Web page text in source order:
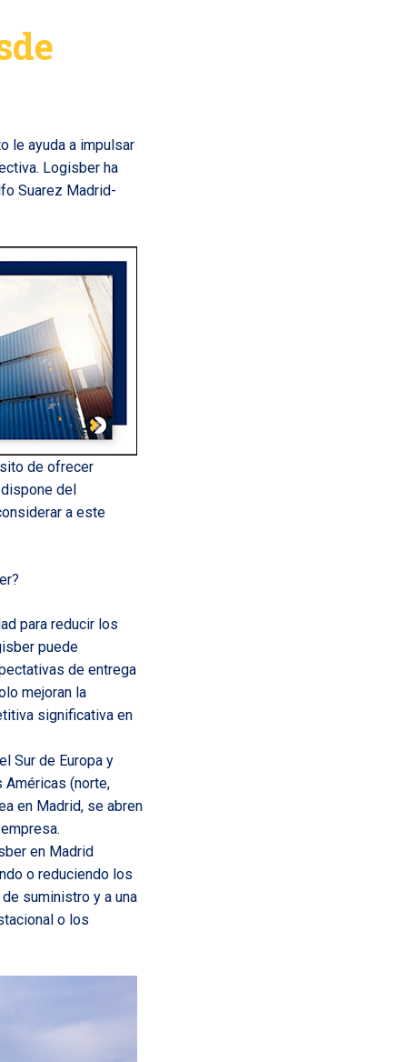
le ayuda a impulsar
Logisber ha
Suarez Madrid-
de ofrecer
del
a este
para reducir los
puede
de entrega
mejoran la
significativa en
Sur de Europa y
Américas (norte,
en Madrid, se abren
en Madrid
o reduciendo los
suministro y a una
o los